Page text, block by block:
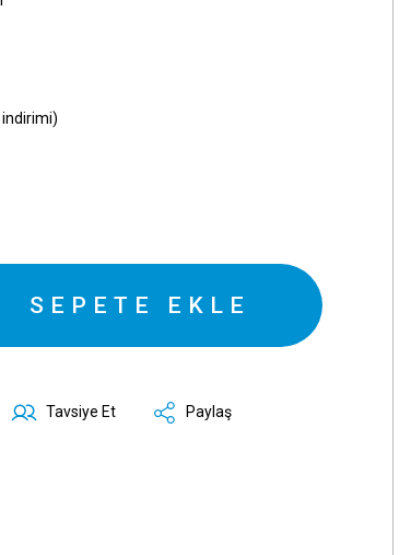
indirimi)
SEPETE EKLE
Tavsiye Et Paylaş